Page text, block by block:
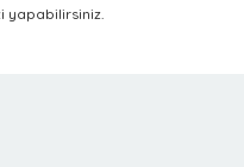
yapabilirsiniz.